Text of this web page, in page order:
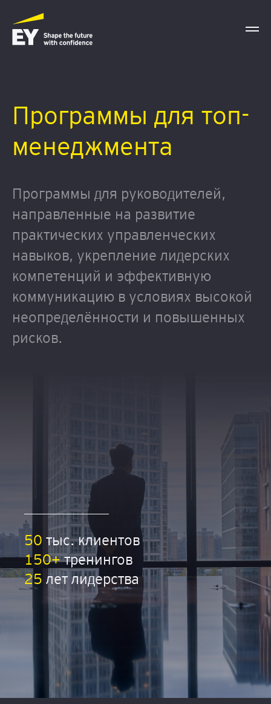
Программы для топ-
менеджмента
Программы для руководителей,
направленные на развитие
практических управленческих
навыков, укрепление лидерских
компетенций и эффективную
коммуникацию в условиях высокой
неопределённости и повышенных
рисков.
50 тыс. клиентов
150+тренингов
25 лет лидерства